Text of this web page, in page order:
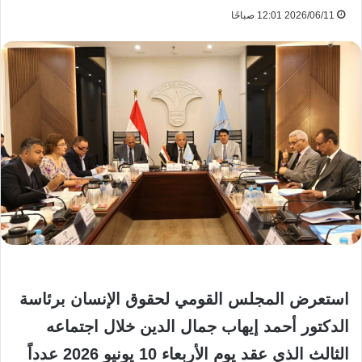
2026/06/11 12:01 صباحًا
استعرض المجلس القومي لحقوق الإنسان برئاسة
الدكتور أحمد إيهاب جمال الدين خلال اجتماعه
الثالث الذي عقد يوم الأربعاء 10 يونيو 2026 عدداً